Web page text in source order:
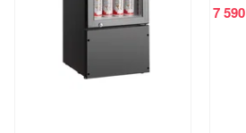
7